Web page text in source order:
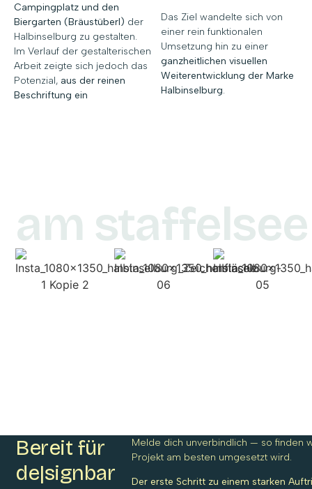
Campingplatz und den
Biergarten (Bräustüberl) der
Halbinselburg zu gestalten.
Im Verlauf der gestalterischen
Arbeit zeigte sich jedoch das
Potenzial, aus der reinen
Beschriftung ein
Das Ziel wandelte sich von
einer rein funktionalen
Umsetzung hin zu einer
ganzheitlichen visuellen
Weiterentwicklung der Marke
Halbinselburg.
am staffelsee
Bereit für
de|signbar
Melde dich unverbindlich — so finden
Projekt am besten umgesetzt wird.
Der erste Schritt zu einem starken